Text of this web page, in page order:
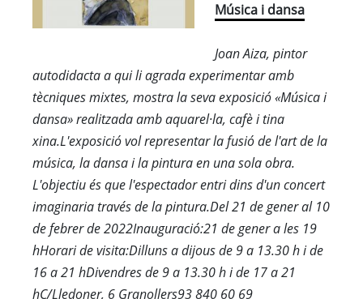
Música i dansa
Joan Aiza, pintor
autodidacta a qui li agrada experimentar amb
tècniques mixtes, mostra la seva exposició «Música i
dansa» realitzada amb aquarel·la, cafè i tina
xina.L'exposició vol representar la fusió de l'art de la
música, la dansa i la pintura en una sola obra.
L'objectiu és que l'espectador entri dins d'un concert
imaginaria través de la pintura.Del 21 de gener al 10
de febrer de 2022Inauguració:21 de gener a les 19
hHorari de visita:Dilluns a dijous de 9 a 13.30 h i de
16 a 21 hDivendres de 9 a 13.30 h i de 17 a 21
hC/Lledoner, 6 Granollers93 840 60 69